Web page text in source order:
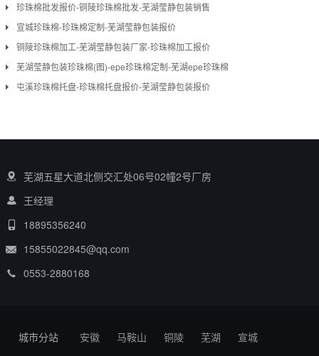
珍珠棉批发报价-铜陵珍珠棉批发-芜湖莹静包装销售
宣城珍珠棉-珍珠棉定制-芜湖莹静包装报价
铜陵珍珠棉加工-芜湖莹静包装厂家-珍珠棉加工报价
芜湖莹静包装珍珠棉(图)-epe珍珠棉定制-芜湖epe珍珠棉
屯溪珍珠棉托盘-珍珠棉托盘报价-芜湖莹静包装报价
芜湖五星大道北侧交汇处06号02幢2号厂房
王经理
18895356240
15855022845@qq.com
0553-2880168
城市分站 安徽 马鞍山 铜陵 芜湖 宣城